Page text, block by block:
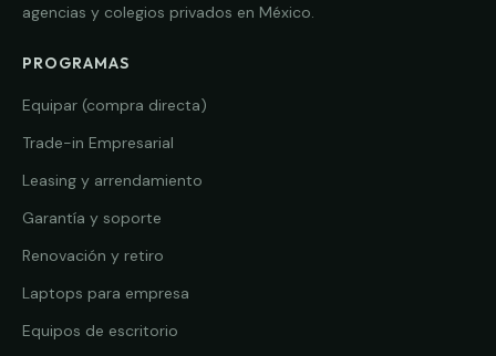
agencias y colegios privados en México.
PROGRAMAS
Equipar (compra directa)
Trade-in Empresarial
Leasing y arrendamiento
Garantía y soporte
Renovación y retiro
Laptops para empresa
Equipos de escritorio